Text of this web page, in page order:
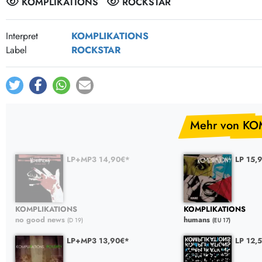
LP Hüllen, Zubehör
Post-Rock / Folk
Rock / Pop
Interpret KOMPLIKATIONS
Label
ROCKSTAR
Mehr von
LP+MP3 14,90€*
KOMPLIKATIONS
no good news (D 19)
LP
KOMPLIKATIONS
humans (EU 17)
LP+MP3 13,90€* LP